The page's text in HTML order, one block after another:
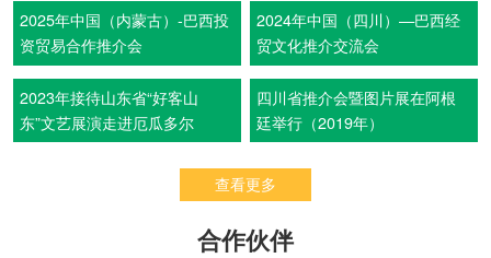
2025年中国（内蒙古）-巴西投
资贸易合作推介会
2024年中国（四川）—巴西经
贸文化推介交流会
2023年接待山东省“好客山
东”文艺展演走进厄瓜多尔
四川省推介会暨图片展在阿根
廷举行（2019年）
查看更多
合作伙伴